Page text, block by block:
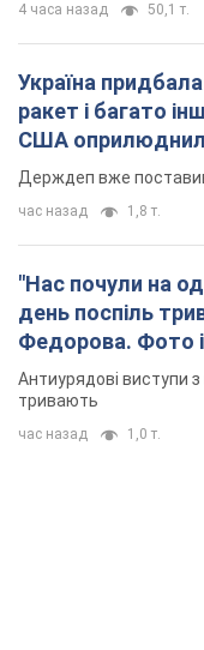
4 часа назад 50,1 т.
Україна
ракет і багато
США
Держдеп вже
час назад 1,8 т.
"Нас почули на
день поспіль
Федорова. Фото і
Антиурядові виступи
тривають
час назад 1,0 т.